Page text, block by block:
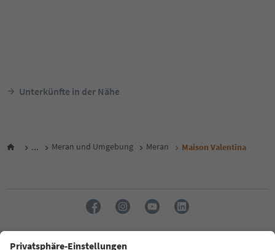
Unterkünfte in der Nähe
... Meran und Umgebung Meran Maison Valentina
Sprache: Deutsch